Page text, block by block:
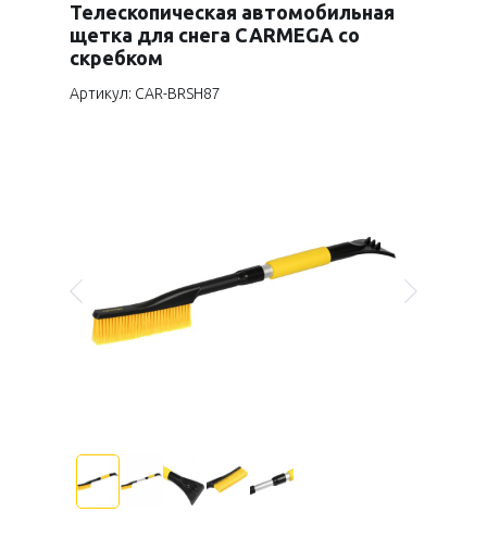
Телескопическая автомобильная
щетка для снега CARMEGA со
скребком
Артикул: CAR-BRSH87